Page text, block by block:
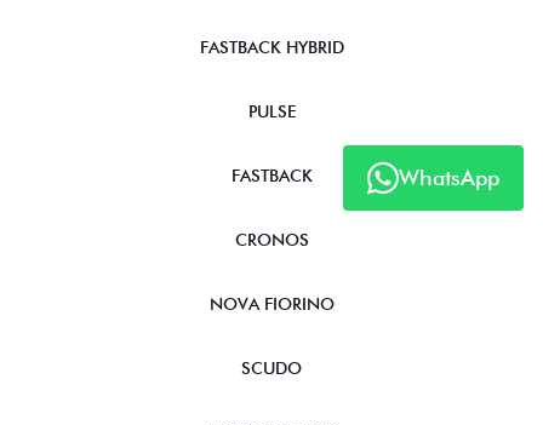
WhatsApp
FASTBACK HYBRID
PULSE
FASTBACK
CRONOS
NOVA FIORINO
SCUDO